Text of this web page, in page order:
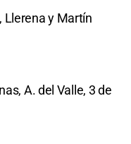
Llerena y Martín
A. del Valle, 3 de